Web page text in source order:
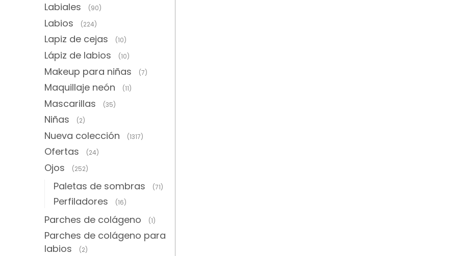
Labiales (90)
Labios (224)
Lapiz de cejas (10)
Lápiz de labios (10)
Makeup para niñas (7)
Maquillaje neón (11)
Mascarillas (35)
Niñas (2)
Nueva colección (1317)
Ofertas (24)
Ojos (252)
Paletas de sombras (71)
Perfiladores (16)
Parches de colágeno (1)
Parches de colágeno para
labios
(2)